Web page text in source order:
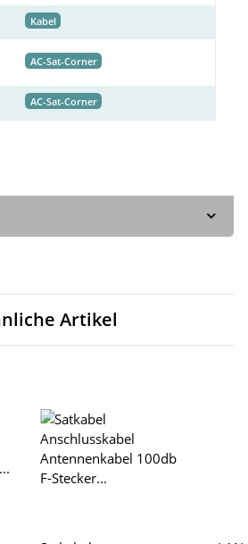
Kabel
AC-Sat-Corner
AC-Sat-Corner
Artikel